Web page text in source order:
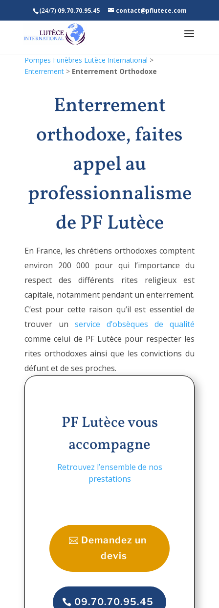
(24/7) 09.70.70.95.45 contact@pflutece.com
Pompes Funèbres Lutèce International >
Enterrement > Enterrement Orthodoxe
Enterrement
orthodoxe, faites
appel au
professionnalisme
de PF Lutèce
En France, les chrétiens orthodoxes comptent
environ 200 000 pour qui l’importance du
respect des différents rites religieux est
capitale, notamment pendant un enterrement.
C’est pour cette raison qu’il est essentiel de
trouver un service d’obsèques de qualité
comme celui de PF Lutèce pour respecter les
rites orthodoxes ainsi que les convictions du
défunt et de ses proches.
PF Lutèce vous
accompagne
Retrouvez l’ensemble de nos
prestations
Demandez un
devis
09.70.70.95.45